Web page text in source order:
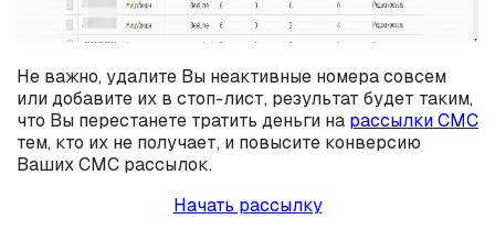
Не важно, удалите Вы неактивные номера совсем
или добавите их в стоп-лист, результат будет таким,
что Вы перестанете тратить деньги на рассылки СМС
тем, кто их не получает, и повысите конверсию
Ваших СМС рассылок.
Начать рассылку